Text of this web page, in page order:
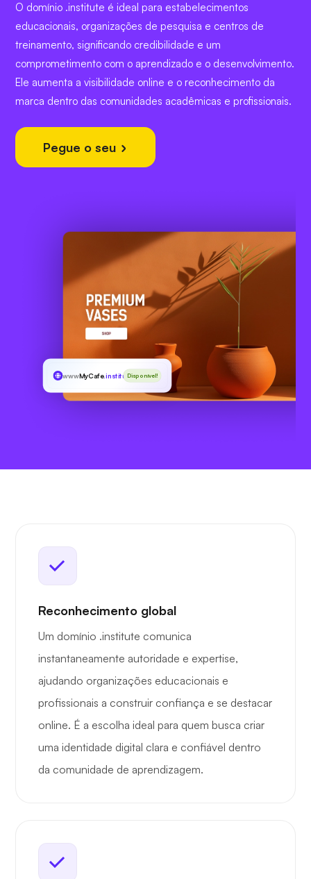
O domínio .institute é ideal para estabelecimentos
educacionais, organizações de pesquisa e centros de
treinamento, significando credibilidade e um
comprometimento com o aprendizado e o desenvolvimento.
Ele aumenta a visibilidade online e o reconhecimento da
marca dentro das comunidades acadêmicas e profissionais.
Pegue o seu
wwwMyCafe.instituteDisponível!
Reconhecimento global
Um domínio .institute comunica
instantaneamente autoridade e expertise,
ajudando organizações educacionais e
profissionais a construir confiança e se destacar
online. É a escolha ideal para quem busca criar
uma identidade digital clara e confiável dentro
da comunidade de aprendizagem.